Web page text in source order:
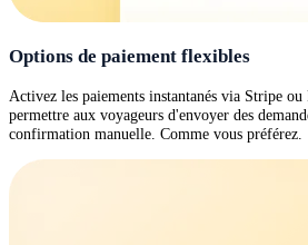
Options de paiement flexibles
Activez les paiements instantanés via Stripe ou
permettre aux voyageurs d'envoyer des
confirmation manuelle. Comme vous préférez.